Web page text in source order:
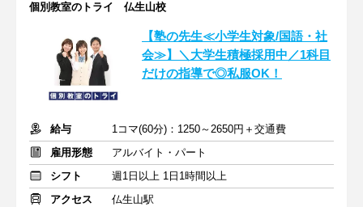
個別教室のトライ 仏生山校
【塾の先生≪小学生対象/国語・社
会≫】＼大学生積極採用中／1科目
だけの指導で◎私服OK！
給与
1コマ(60分)：1250～2650円＋交通費
雇用形態
アルバイト・パート
シフト
週1日以上 1日1時間以上
アクセス
仏生山駅